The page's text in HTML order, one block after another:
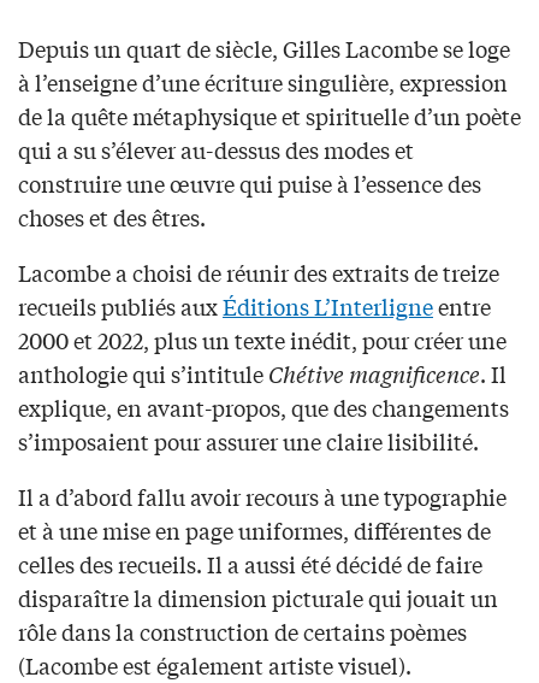
Depuis un quart de siècle, Gilles Lacombe se loge
à l’enseigne d’une écriture singulière, expression
de la quête métaphysique et spirituelle d’un poète
qui a su s’élever au-dessus des modes et
construire une œuvre qui puise à l’essence des
choses et des êtres.
Lacombe a choisi de réunir des extraits de treize
recueils publiés auxÉditions L’Interligneentre
2000 et 2022, plus un texte inédit, pour créer une
anthologie qui s’intituleChétive magnificence. Il
explique, en avant-propos, que des changements
s’imposaient pour assurer une claire lisibilité.
Il a d’abord fallu avoir recours à une typographie
et à une mise en page uniformes, différentes de
celles des recueils. Il a aussi été décidé de faire
disparaître la dimension picturale qui jouait un
rôle dans la construction de certains poèmes
(Lacombe est également artiste visuel).